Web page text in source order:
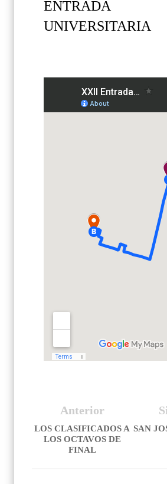
ENTRADA
UNIVERSITARIA
SAN
Anterior
LOS CLASIFICADOS A
LOS OCTAVOS DE
FINAL